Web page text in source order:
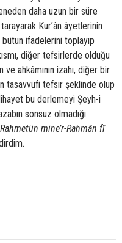
daha uzun bir süre
Kur’ân âyetlerinin
ifadelerini toplayıp
diğer tefsirlerde olduğu
ve ahkâmının izahı, diğer bir
tasavvufi tefsir şeklinde olup
bu derlemeyi Şeyh-i
sonsuz olmadığı
Rahmetün mine’r-Rahmân fî